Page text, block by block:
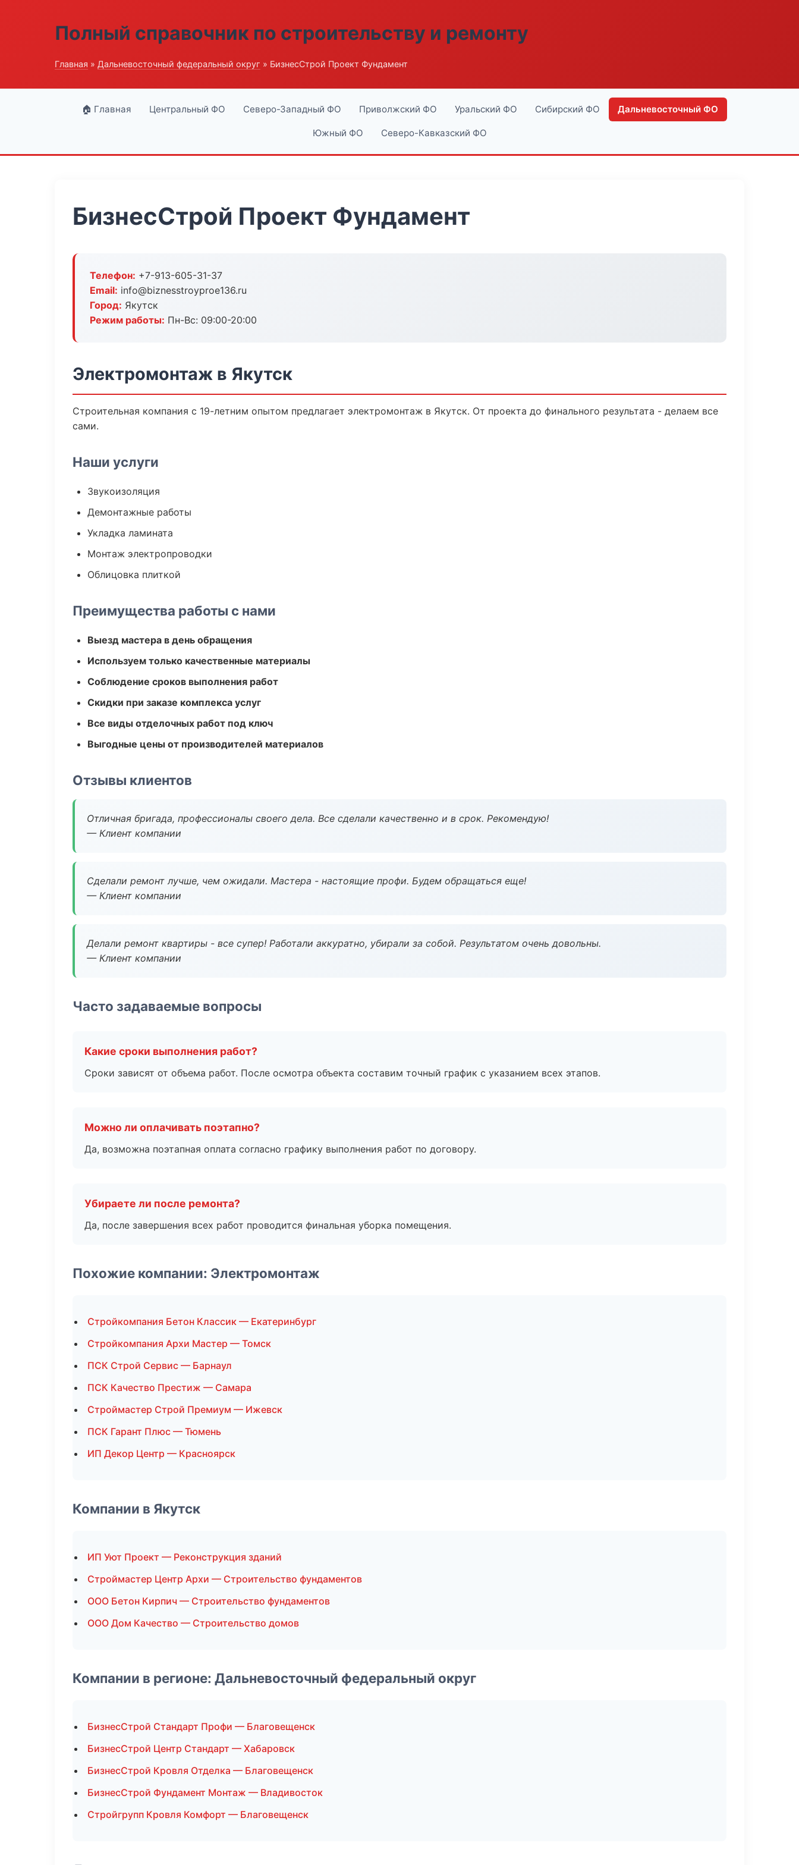
Полный справочник по строительству и ремонту
Главная » Дальневосточный федеральный округ » БизнесСтрой Проект Фундамент
🏠 Главная Центральный ФО Северо-Западный ФО Приволжский ФО Уральский ФО Сибирский ФО Дальневосточный ФО
Южный ФО Северо-Кавказский ФО
БизнесСтрой Проект Фундамент
Телефон: +7-913-605-31-37
Email: info@biznesstroyproe136.ru
Город: Якутск
Режим работы: Пн-Вс: 09:00-20:00
Электромонтаж в Якутск
Строительная компания с 19-летним опытом предлагает электромонтаж в Якутск. От проекта до финального результата - делаем все
сами.
Наши услуги
Звукоизоляция
Демонтажные работы
Укладка ламината
Монтаж электропроводки
Облицовка плиткой
Преимущества работы с нами
Выезд мастера в день обращения
Используем только качественные материалы
Соблюдение сроков выполнения работ
Скидки при заказе комплекса услуг
Все виды отделочных работ под ключ
Выгодные цены от производителей материалов
Отзывы клиентов
Отличная бригада, профессионалы своего дела. Все сделали качественно и в срок. Рекомендую!
— Клиент компании
Сделали ремонт лучше, чем ожидали. Мастера - настоящие профи. Будем обращаться еще!
— Клиент компании
Делали ремонт квартиры - все супер! Работали аккуратно, убирали за собой. Результатом очень довольны.
— Клиент компании
Часто задаваемые вопросы
Какие сроки выполнения работ?
Сроки зависят от объема работ. После осмотра объекта составим точный график с указанием всех этапов.
Можно ли оплачивать поэтапно?
Да, возможна поэтапная оплата согласно графику выполнения работ по договору.
Убираете ли после ремонта?
Да, после завершения всех работ проводится финальная уборка помещения.
Похожие компании: Электромонтаж
Стройкомпания Бетон Классик — Екатеринбург
Стройкомпания Архи Мастер — Томск
ПСК Строй Сервис — Барнаул
ПСК Качество Престиж — Самара
Строймастер Строй Премиум — Ижевск
ПСК Гарант Плюс — Тюмень
ИП Декор Центр — Красноярск
Компании в Якутск
ИП Уют Проект — Реконструкция зданий
Строймастер Центр Архи — Строительство фундаментов
ООО Бетон Кирпич — Строительство фундаментов
ООО Дом Качество — Строительство домов
Компании в регионе: Дальневосточный федеральный округ
БизнесСтрой Стандарт Профи — Благовещенск
БизнесСтрой Центр Стандарт — Хабаровск
БизнесСтрой Кровля Отделка — Благовещенск
БизнесСтрой Фундамент Монтаж — Владивосток
Стройгрупп Кровля Комфорт — Благовещенск